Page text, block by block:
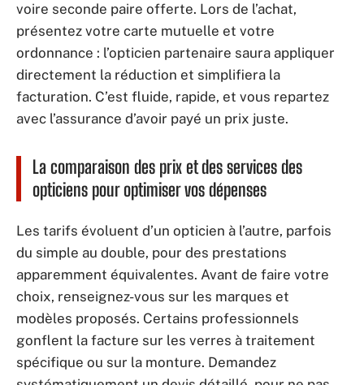
voire seconde paire offerte. Lors de l’achat,
présentez votre carte mutuelle et votre
ordonnance : l’opticien partenaire saura appliquer
directement la réduction et simplifiera la
facturation. C’est fluide, rapide, et vous repartez
avec l’assurance d’avoir payé un prix juste.
La comparaison des prix et des services des
opticiens pour optimiser vos dépenses
Les tarifs évoluent d’un opticien à l’autre, parfois
du simple au double, pour des prestations
apparemment équivalentes. Avant de faire votre
choix, renseignez-vous sur les marques et
modèles proposés. Certains professionnels
gonflent la facture sur les verres à traitement
spécifique ou sur la monture. Demandez